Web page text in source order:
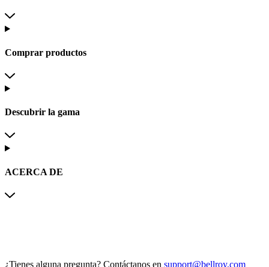
Comprar productos
Descubrir la gama
ACERCA DE
¿Tienes alguna pregunta? Contáctanos en support@bellroy.com